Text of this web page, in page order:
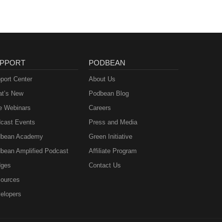
Center
New
Webinars
Events
Academy
Amplified Podcast
PODBEAN
About Us
Podbean Blog
Careers
Press and Media
Green Initiative
Affiliate Program
Contact Us